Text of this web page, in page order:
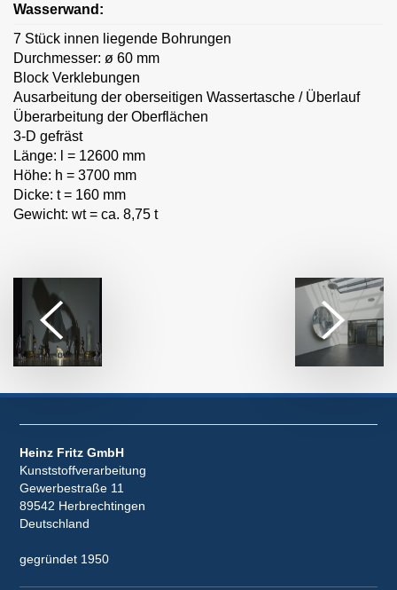
Wasserwand:
7 Stück innen liegende Bohrungen
Durchmesser: ø 60 mm
Block Verklebungen
Ausarbeitung der oberseitigen Wassertasche / Überlauf
Überarbeitung der Oberflächen
3-D gefräst
Länge: l = 12600 mm
Höhe: h = 3700 mm
Dicke: t = 160 mm
Gewicht: wt = ca. 8,75 t
Heinz Fritz GmbH
Kunststoffverarbeitung
Gewerbestraße 11
89542 Herbrechtingen
Deutschland
gegründet 1950